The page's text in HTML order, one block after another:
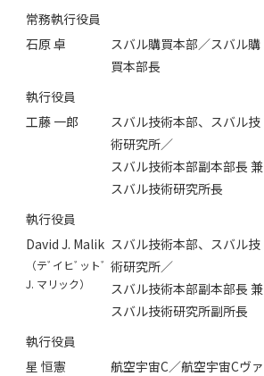
常務執行役員
石原 卓
スバル購買本部／スバル購
買本部長
執行役員
工藤 一郎
スバル技術本部、スバル技
術研究所／
スバル技術本部副本部長 兼
スバル技術研究所長
執行役員
David J. Malik
（テﾞイヒﾞットﾞ
J. マリック）
スバル技術本部、スバル技
術研究所／
スバル技術本部副本部長 兼
スバル技術研究所副所長
執行役員
星 恒憲
航空宇宙C／航空宇宙Cヴァ